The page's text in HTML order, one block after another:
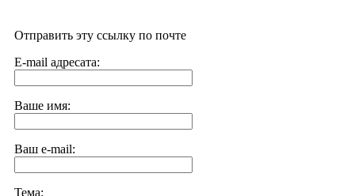
Отправить эту ссылку по почте
E-mail адресата:
Ваше имя:
Ваш e-mail:
Тема: